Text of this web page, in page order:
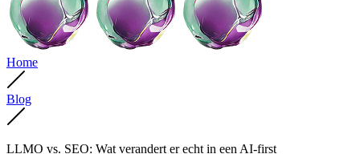
Home
Blog
LLMO vs. SEO: Wat verandert er echt in een AI-first